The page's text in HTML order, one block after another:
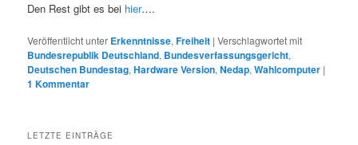
Den Rest gibt es bei hier….
Veröffentlicht unter Erkenntnisse,Freiheit |Verschlagwortet mit
Bundesrepublik Deutschland, Bundesverfassungsgericht,
Deutschen Bundestag,Hardware Version,Nedap,Wahlcomputer |
1 Kommentar
LETZTE EINTRÄGE